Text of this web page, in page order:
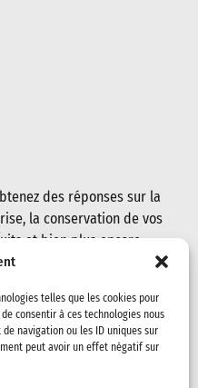
telles que les cookies pour
consentir à ces technologies nous
navigation ou les ID uniques sur
peut avoir un effet négatif sur
des réponses sur la
la conservation de vos
et bien plus encore.